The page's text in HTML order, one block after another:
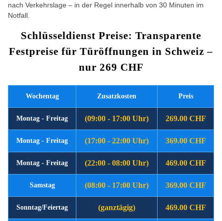
nach Verkehrslage – in der Regel innerhalb von 30 Minuten im
Notfall.
Schlüsseldienst Preise: Transparente
Festpreise für Türöffnungen in Schweiz –
nur 269 CHF
Wochentag Zusatzkosten Preis
Montag - Freitag (09:00 - 17:00 Uhr) 269.00 CHF
Montag - Freitag (17:00 - 22:00 Uhr) 369.00 CHF
Montag - Freitag (22:00 - 08:00 Uhr) 469.00 CHF
Samstag (08:00 - 17:00 Uhr) 369.00 CHF
Sonntag/Feiertag (ganztägig) 469.00 CHF